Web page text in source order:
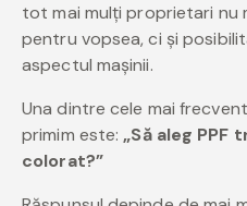
tot mai mulți proprietari
pentru vopsea, ci și
aspectul mașinii.
Una dintre cele mai
primim este: „Să aleg PPF
colorat?”